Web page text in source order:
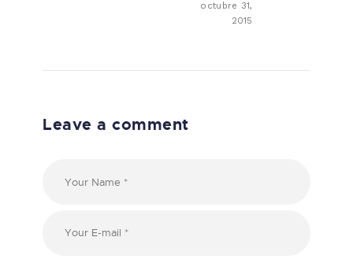
octubre 31,
2015
Leave a comment